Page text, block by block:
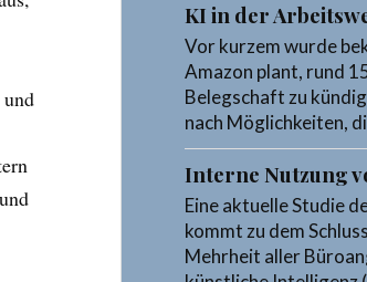
KI in der
Vor kurzem wurde
Amazon plant, rund
Belegschaft zu
nach Möglichkeiten,
Interne Nutzung
Eine aktuelle Studie
kommt zu dem
Mehrheit aller